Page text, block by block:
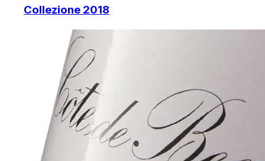
Collezione 2018